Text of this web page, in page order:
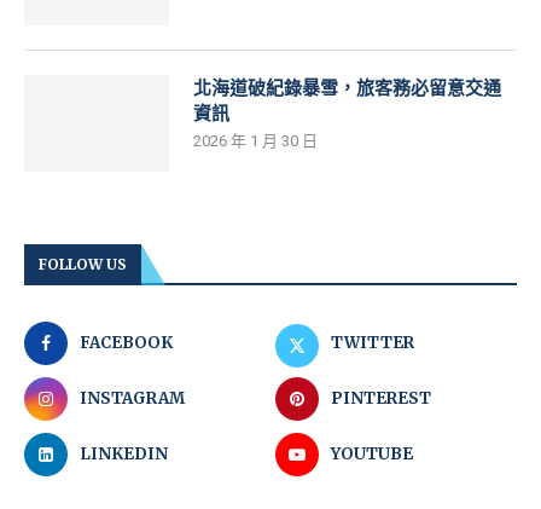
北海道破紀錄暴雪，旅客務必留意交通
資訊
2026 年 1 月 30 日
FOLLOW US
FACEBOOK TWITTER
INSTAGRAM PINTEREST
LINKEDIN YOUTUBE